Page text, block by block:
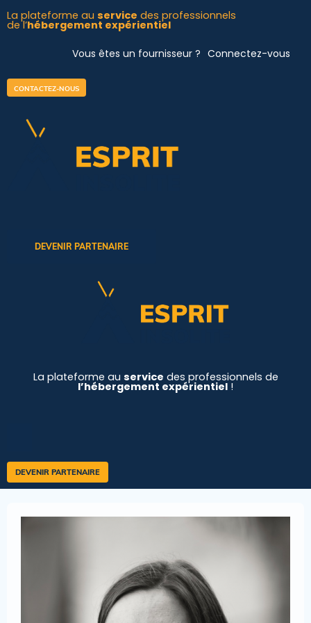
Aller
au
La plateforme au service des professionnels
de l’hébergement expérientiel
Vous êtes un fournisseur ? Connectez-vous
CONTACTEZ-NOUS
DEVENIR PARTENAIRE
La plateforme au service des professionnels de
l’hébergement expérientiel !
DEVENIR PARTENAIRE